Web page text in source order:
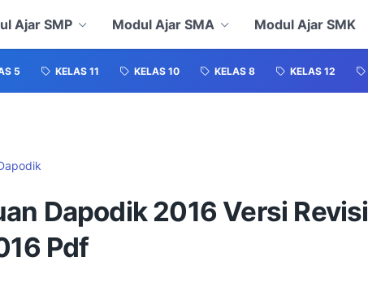
Ajar SMP Modul Ajar SMA Modul Ajar SMK
5 KELAS 11 KELAS 10 KELAS 8 KELAS 12
Dapodik 2016 Versi
Pdf